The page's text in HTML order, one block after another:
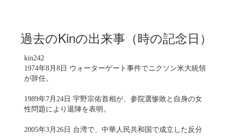
過去のKinの出来事（時の記念日）
kin242
1974年8月8日 ウォーターゲート事件でニクソン米大統領
が辞任。
1989年7月24日 宇野宗佑首相が、参院選惨敗と自身の女
性問題により退陣を表明。
2005年3月26日 台湾で、中華人民共和国で成立した反分